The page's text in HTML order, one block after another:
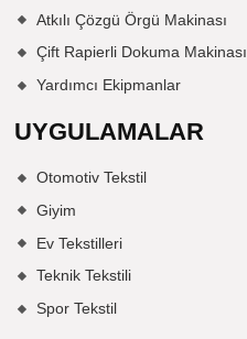
Atkılı Çözgü Örgü Makinası
Çift Rapierli Dokuma Makinası
Yardımcı Ekipmanlar
UYGULAMALAR
Otomotiv Tekstil
Giyim
Ev Tekstilleri
Teknik Tekstili
Spor Tekstil